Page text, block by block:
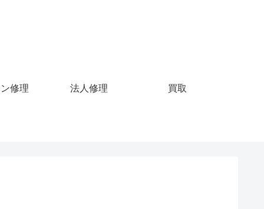
修理 法人修理 買取